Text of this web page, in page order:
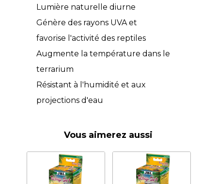
Lumière naturelle diurne
Génère des rayons UVA et
favorise l'activité des reptiles
Augmente la température dans le
terrarium
Résistant à l'humidité et aux
projections d'eau
Vous aimerez aussi